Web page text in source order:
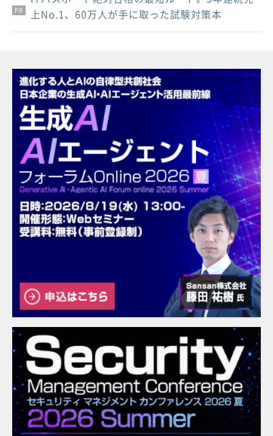
PR
PR
PR
上No.1、60万人が手に取った試験対策本